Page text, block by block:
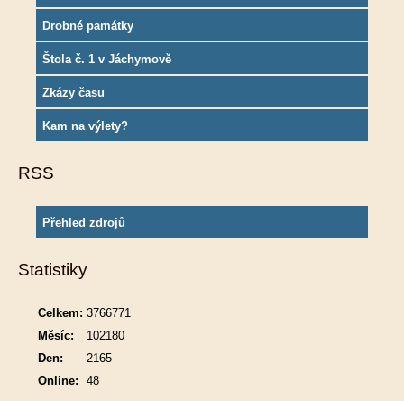
Drobné památky
Štola č. 1 v Jáchymově
Zkázy času
Kam na výlety?
RSS
Přehled zdrojů
Statistiky
Online: 48
Celkem: 3766771
Měsíc:
102180
Den:
2165